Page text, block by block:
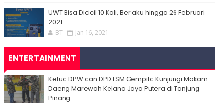
UWT Bisa Dicicil 10 Kali, Berlaku hingga 26 Februari
2021
BT Jan 16, 2021
ENTERTAINMENT
Ketua DPW dan DPD LSM Gempita Kunjungi Makam
Daeng Marewah Kelana Jaya Putera di Tanjung
Pinang